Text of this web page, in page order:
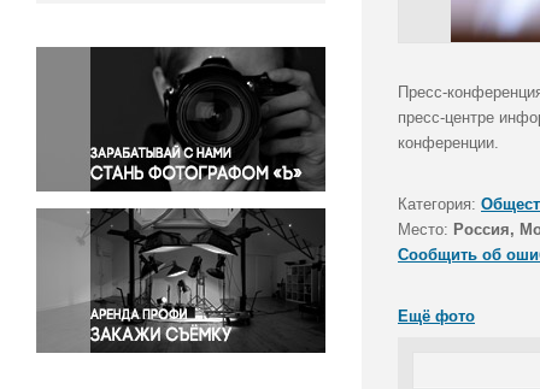
Окружающая среда
Политика
Правосудие
Происшествия и конфликты
Религия
Светская жизнь
Спорт
Экология
Экономика и бизнес
Пресс-
пресс-центре
конференции.
Категория:
Место: Россия,
Сообщить об
Ещё фото